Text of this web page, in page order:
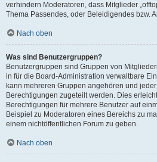
verhindern Moderatoren, dass Mitglieder
Thema Passendes, oder Beleidigendes bzw.
Nach oben
Was sind Benutzergruppen?
Benutzergruppen sind Gruppen von
in für die Board-Administration verwaltbare
kann mehreren Gruppen angehören und
Berechtigungen zugeteilt werden. Dies
Berechtigungen für mehrere Benutzer auf
Beispiel zu Moderatoren eines Bereichs zu
einem nichtöffentlichen Forum zu geben.
Nach oben